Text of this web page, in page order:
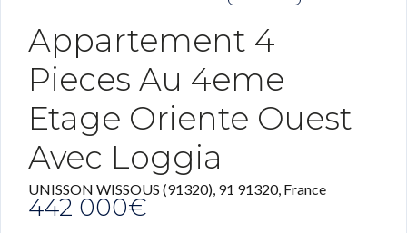
Appartement 4
Pieces Au 4eme
Etage Oriente Ouest
Avec Loggia
UNISSON WISSOUS (91320), 91 91320, France
442 000€